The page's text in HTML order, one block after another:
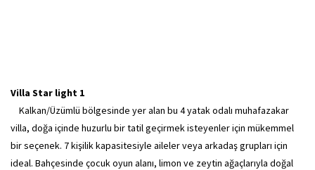
Villa Star light 1
Kalkan/Üzümlü bölgesinde yer alan bu 4 yatak odalı muhafazakar
villa, doğa içinde huzurlu bir tatil geçirmek isteyenler için mükemmel
bir seçenek. 7 kişilik kapasitesiyle aileler veya arkadaş grupları için
ideal. Bahçesinde çocuk oyun alanı, limon ve zeytin ağaçlarıyla doğal